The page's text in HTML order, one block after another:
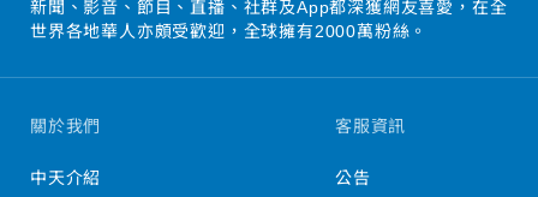
新聞、影音、節目、直播、社群及App都深獲網友喜愛，在全
世界各地華人亦頗受歡迎，全球擁有2000萬粉絲。
關於我們
中天介紹
客服資訊
公告